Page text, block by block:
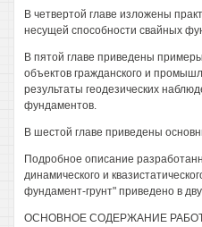
В четвертой главе изложены
несущей способности свайных
В пятой главе приведены
объектов гражданского и
результаты геодезических
фундаментов.
В шестой главе приведены
Подробное описание
динамического и
фундамент-грунт" приведено в
ОСНОВНОЕ СОДЕРЖАНИЕ